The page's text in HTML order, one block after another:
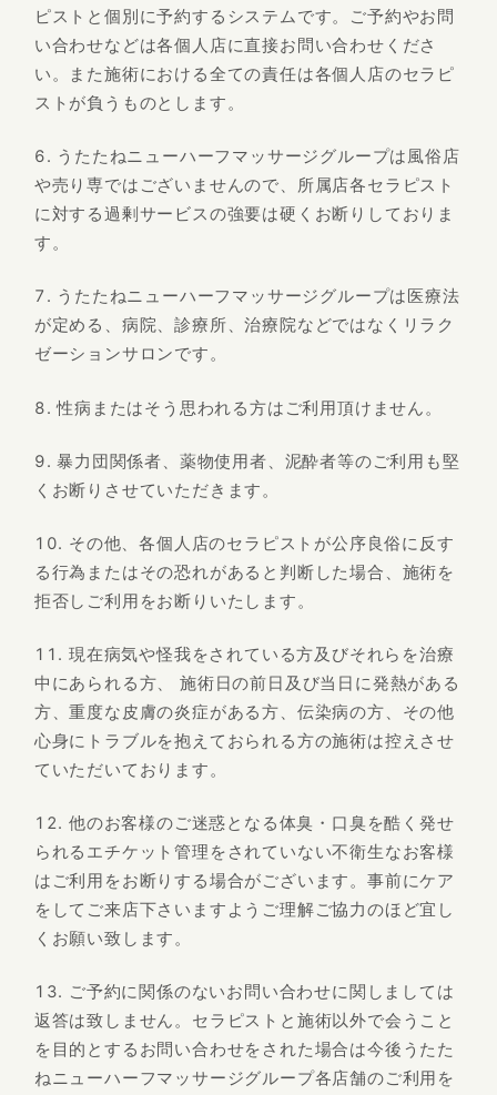
ピストと個別に予約するシステムです。ご予約やお問
い合わせなどは各個人店に直接お問い合わせくださ
い。また施術における全ての責任は各個人店のセラピ
ストが負うものとします。
うたたねニューハーフマッサージグループは風俗店
や売り専ではございませんので、所属店各セラピスト
に対する過剰サービスの強要は硬くお断りしておりま
す。
うたたねニューハーフマッサージグループは医療法
が定める、病院、診療所、治療院などではなくリラク
ゼーションサロンです。
性病またはそう思われる方はご利用頂けません。
暴力団関係者、薬物使用者、泥酔者等のご利用も堅
くお断りさせていただきます。
その他、各個人店のセラピストが公序良俗に反す
る行為またはその恐れがあると判断した場合、施術を
拒否しご利用をお断りいたします。
現在病気や怪我をされている方及びそれらを治療
中にあられる方、 施術日の前日及び当日に発熱がある
方、重度な皮膚の炎症がある方、伝染病の方、その他
心身にトラブルを抱えておられる方の施術は控えさせ
ていただいております。
他のお客様のご迷惑となる体臭・口臭を酷く発せ
られるエチケット管理をされていない不衛生なお客様
はご利用をお断りする場合がございます。事前にケア
をしてご来店下さいますようご理解ご協力のほど宜し
くお願い致します。
ご予約に関係のないお問い合わせに関しましては
返答は致しません。セラピストと施術以外で会うこと
を目的とするお問い合わせをされた場合は今後うたた
ねニューハーフマッサージグループ各店舗のご利用を